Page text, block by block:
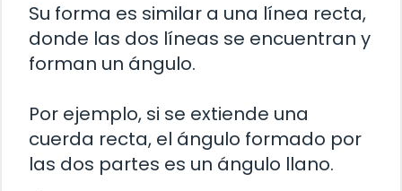
Su forma es similar a una línea recta,
donde las dos líneas se encuentran y
forman un ángulo.
Por ejemplo, si se extiende una
cuerda recta, el ángulo formado por
las dos partes es un ángulo llano.